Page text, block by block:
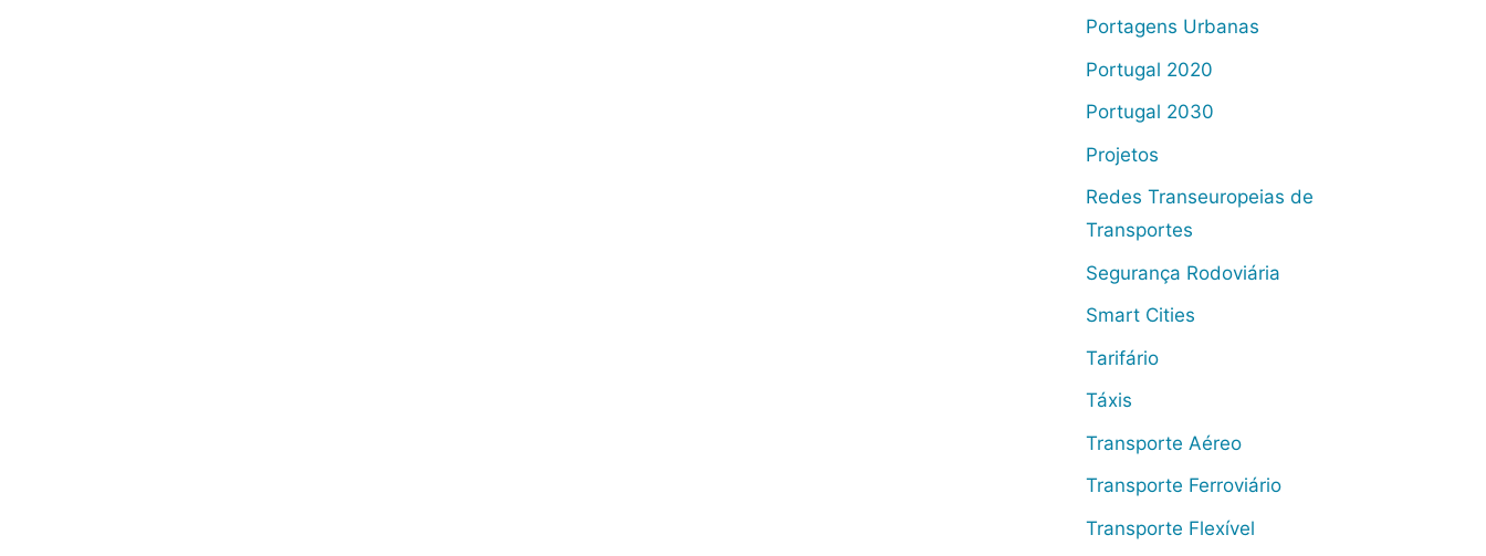
Portagens Urbanas
Portugal 2020
Portugal 2030
Projetos
Redes Transeuropeias de
Transportes
Segurança Rodoviária
Smart Cities
Tarifário
Táxis
Transporte Aéreo
Transporte Ferroviário
Transporte Flexível